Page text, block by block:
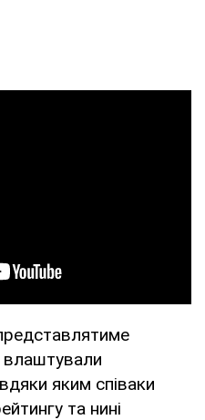
влаштували
яким співаки
та нині